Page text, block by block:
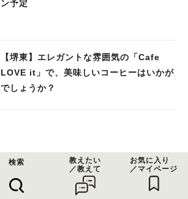
ン予定
【堺東】エレガントな雰囲気の「Cafe
LOVE it」で、美味しいコーヒーはいかが
でしょうか？
検索
教えたい
／教えて
お気に入り
／マイページ